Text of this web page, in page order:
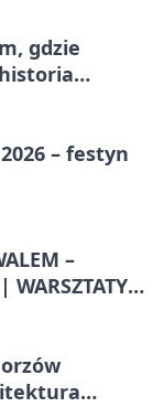
gdzie
– festyn
–
WARSZTATY